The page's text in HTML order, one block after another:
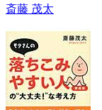
斎藤 茂太